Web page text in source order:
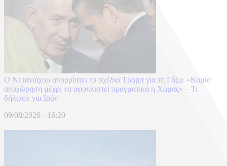
Ο Νετανιάχου απορρίπτει το σχέδιο Τραμπ για τη Γάζα: «Καμία
αποχώρηση μέχρι να αφοπλιστεί πραγματικά η Χαμάς» – Τι
δήλωσε για Ιράν
09/08/2026 - 16:20